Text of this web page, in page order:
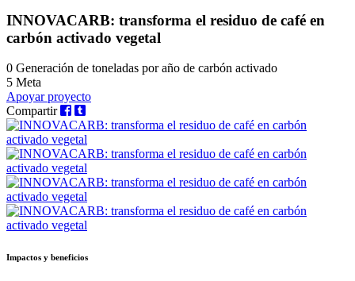
INNOVACARB: transforma el residuo de café en
carbón activado vegetal
0 Generación de toneladas por año de carbón activado
5 Meta
Apoyar proyecto
Compartir
Impactos y beneficios